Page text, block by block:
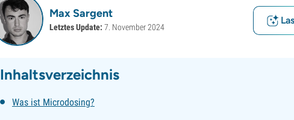
Max Sargent
Letztes Update: 7. November 2024
Inhaltsverzeichnis
Was ist Microdosing?